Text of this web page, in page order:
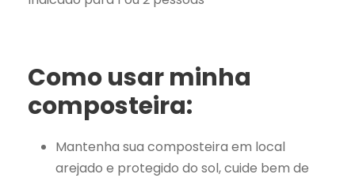
Como usar minha
composteira:
Mantenha sua composteira em local
arejado e protegido do sol, cuide bem de